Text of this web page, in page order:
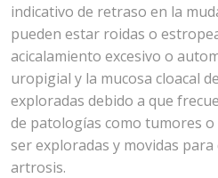
indicativo de retraso en la
pueden estar roidas o
acicalamiento excesivo o
uropigial y la mucosa cloacal
exploradas debido a que
de patologías como tumores
ser exploradas y movidas
artrosis.